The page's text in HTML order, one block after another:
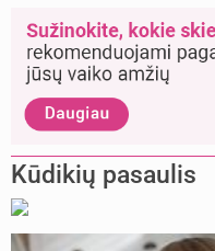
Kūdikių pasaulis